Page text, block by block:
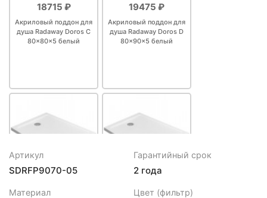
18715 ₽
Акриловый поддон для
душа Radaway Doros C
80x80x5 белый
19475 ₽
Акриловый поддон для
душа Radaway Doros D
80x90x5 белый
19475 ₽ 19760 ₽
Артикул
SDRFP9070-05
Гарантийный срок
2 года
Материал Цвет (фильтр)